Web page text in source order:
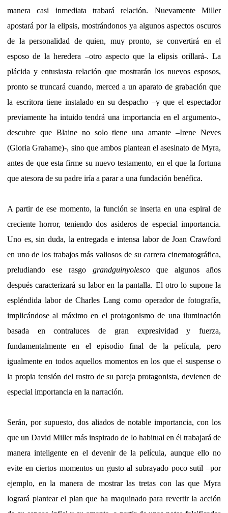
manera casi inmediata trabará relación. Nuevamente Miller
apostará por la elipsis, mostrándonos ya algunos aspectos oscuros
de la personalidad de quien, muy pronto, se convertirá en el
esposo de la heredera –otro aspecto que la elipsis orillará-. La
plácida y entusiasta relación que mostrarán los nuevos esposos,
pronto se truncará cuando, merced a un aparato de grabación que
la escritora tiene instalado en su despacho –y que el espectador
previamente ha intuido tendrá una importancia en el argumento-,
descubre que Blaine no solo tiene una amante –Irene Neves
(Gloria Grahame)-, sino que ambos plantean el asesinato de Myra,
antes de que esta firme su nuevo testamento, en el que la fortuna
que atesora de su padre iría a parar a una fundación benéfica.
A partir de ese momento, la función se inserta en una espiral de
creciente horror, teniendo dos asideros de especial importancia.
Uno es, sin duda, la entregada e intensa labor de Joan Crawford
en uno de los trabajos más valiosos de su carrera cinematográfica,
preludiando ese rasgo grandguinyolescoque algunos años
después caracterizará su labor en la pantalla. El otro lo supone la
espléndida labor de Charles Lang como operador de fotografía,
implicándose al máximo en el protagonismo de una iluminación
basada en contraluces de gran expresividad y fuerza,
fundamentalmente en el episodio final de la película, pero
igualmente en todos aquellos momentos en los que el suspense o
la propia tensión del rostro de su pareja protagonista, devienen de
especial importancia en la narración.
Serán, por supuesto, dos aliados de notable importancia, con los
que un David Miller más inspirado de lo habitual en él trabajará de
manera inteligente en el devenir de la película, aunque ello no
evite en ciertos momentos un gusto al subrayado poco sutil –por
ejemplo, en la manera de mostrar las tretas con las que Myra
logrará plantear el plan que ha maquinado para revertir la acción